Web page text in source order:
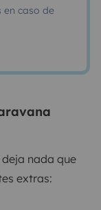
caso de
nada que
extras: